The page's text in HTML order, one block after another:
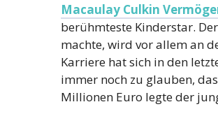
Macaulay Culkin
berühmteste Kinderstar.
machte, wird vor allem an
Karriere hat sich in den
immer noch zu glauben,
Millionen Euro legte der